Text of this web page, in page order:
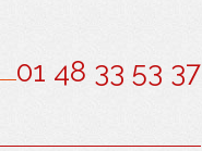
01 48 33 53 37